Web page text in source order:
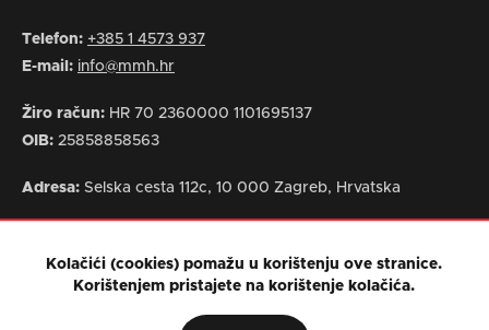
Telefon: +385 1 4573 937
E-mail: info@mmh.hr
Žiro račun: HR 70 2360000 1101695137
OIB: 25858858563
Adresa: Selska cesta 112c, 10 000 Zagreb, Hrvatska
Kolačići (cookies) pomažu u korištenju ove stranice.
Korištenjem pristajete na korištenje kolačića.